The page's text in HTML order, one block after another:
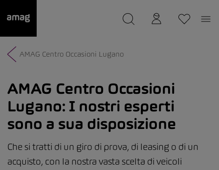
Il suo garage è stato salvato
AMAG Centro Occasioni Lugano
AMAG Centro Occasioni
Lugano: I nostri esperti
sono a sua disposizione
Che si tratti di un giro di prova, di leasing o di un
acquisto, con la nostra vasta scelta di veicoli